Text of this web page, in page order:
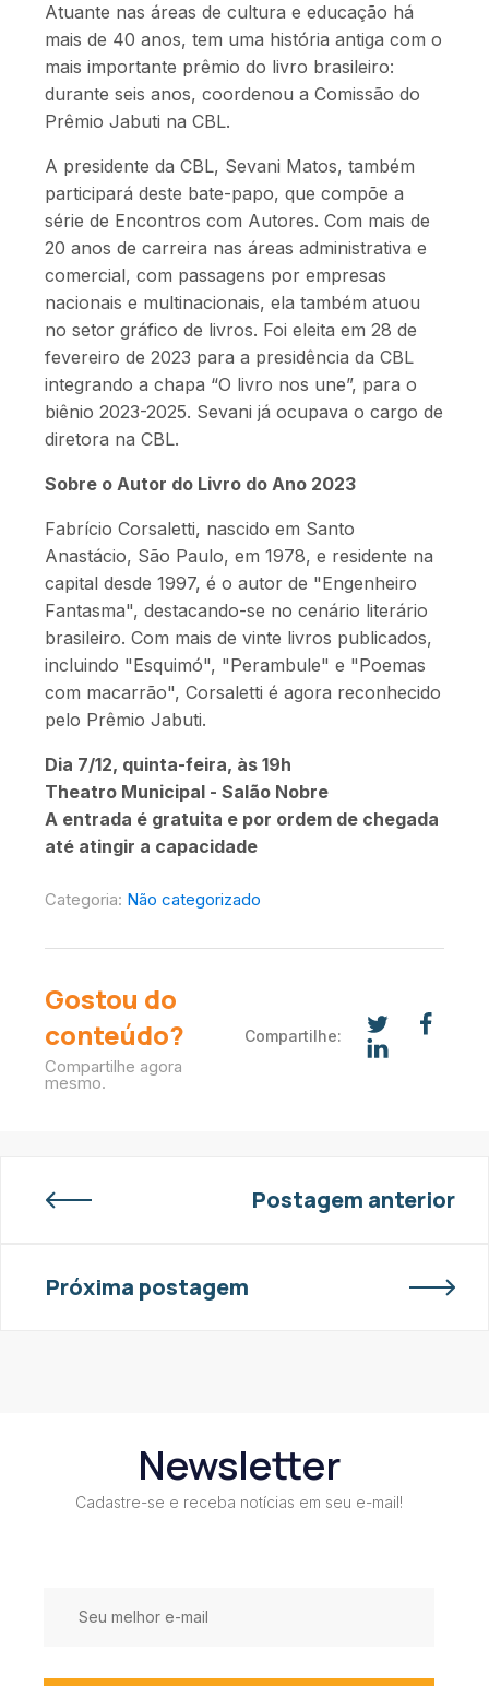
Atuante nas áreas de cultura e educação há
mais de 40 anos, tem uma história antiga com o
mais importante prêmio do livro brasileiro:
durante seis anos, coordenou a Comissão do
Prêmio Jabuti na CBL.
A presidente da CBL, Sevani Matos, também
participará deste bate-papo, que compõe a
série de Encontros com Autores. Com mais de
20 anos de carreira nas áreas administrativa e
comercial, com passagens por empresas
nacionais e multinacionais, ela também atuou
no setor gráfico de livros. Foi eleita em 28 de
fevereiro de 2023 para a presidência da CBL
integrando a chapa “O livro nos une”, para o
biênio 2023-2025. Sevani já ocupava o cargo de
diretora na CBL.
Sobre o Autor do Livro do Ano 2023
Fabrício Corsaletti, nascido em Santo
Anastácio, São Paulo, em 1978, e residente na
capital desde 1997, é o autor de "Engenheiro
Fantasma", destacando-se no cenário literário
brasileiro. Com mais de vinte livros publicados,
incluindo "Esquimó", "Perambule" e "Poemas
com macarrão", Corsaletti é agora reconhecido
pelo Prêmio Jabuti.
Dia 7/12, quinta-feira, às 19h
Theatro Municipal - Salão Nobre
A entrada é gratuita e por ordem de chegada
até atingir a capacidade
Categoria: Não categorizado
Gostou do
conteúdo?
Compartilhe agora
mesmo.
Compartilhe:
Postagem anterior
Próxima postagem
Newsletter
Cadastre-se e receba notícias em seu e-mail!